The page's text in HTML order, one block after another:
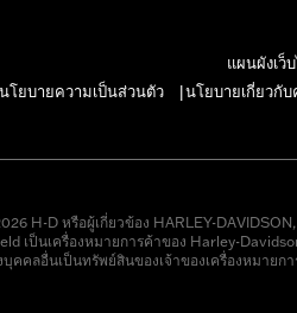
แผนผังเว็
นโยบายความเป็นส่วนตัว นโยบายเกี่ยวกับ
H-D หรือผู้เกี่ยวข้อง HARLEY-
เป็นเครื่องหมายการค้าของ Harley-
บุคคลอื่นเป็นทรัพย์สินของเจ้าของเครื่องหมายก